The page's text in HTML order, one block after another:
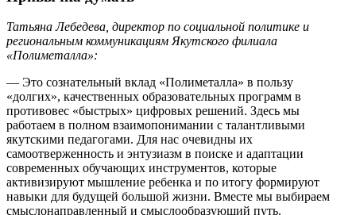
Татьяна Лебедева, директор по социальной политике и
региональным коммуникациям Якутского филиала
«Полиметалла»:
— Это сознательный вклад «Полиметалла» в пользу
«долгих», качественных образовательных программ в
противовес «быстрых» цифровых решений. Здесь мы
работаем в полном взаимопонимании с талантливыми
якутскими педагогами. Для нас очевидны их
самоотверженность и энтузиазм в поиске и адаптации
современных обучающих инструментов, которые
активизируют мышление ребенка и по итогу формируют
навыки для будущей большой жизни. Вместе мы выбираем
смыслонаправленный и смыслообразующий путь.